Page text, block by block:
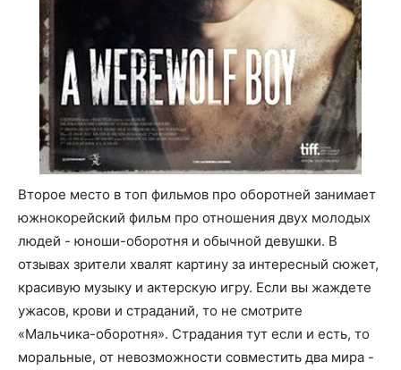
Второе место в топ фильмов про оборотней занимает
южнокорейский фильм про отношения двух молодых
людей - юноши-оборотня и обычной девушки. В
отзывах зрители хвалят картину за интересный сюжет,
красивую музыку и актерскую игру. Если вы жаждете
ужасов, крови и страданий, то не смотрите
«Мальчика-оборотня». Страдания тут если и есть, то
моральные, от невозможности совместить два мира -